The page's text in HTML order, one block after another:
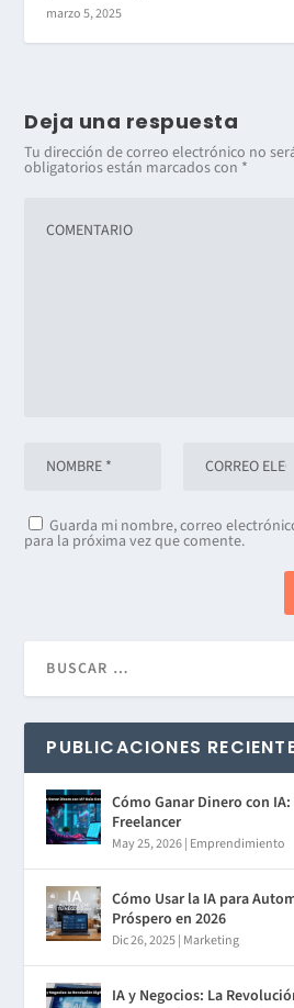
marzo 5, 2025
Deja una respuesta
Tu dirección de correo electrónico no
obligatorios están marcados con *
Guarda mi nombre, correo
para la próxima vez que comente.
PUBLICACIONES
Cómo Ganar Dinero con
Freelancer
May 25, 2026| Emprendimiento
Cómo Usar la IA para
Próspero en 2026
Dic 26, 2025| Marketing
IA y Negocios: La